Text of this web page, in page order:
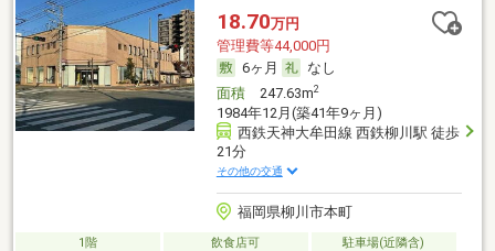
18.70万円
管理費等44,000円
6ヶ月
なし
面積247.63m2
1984年12月(築41年9ヶ月)
西鉄天神大牟田線 西鉄柳川駅 徒歩
21分
その他の交通
福岡県柳川市本町
1階 飲食店可 駐車場(近隣含)